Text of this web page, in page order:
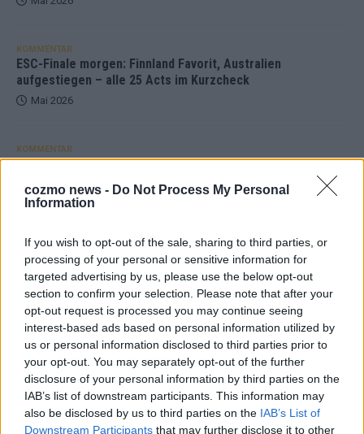
cozmo news - Do Not Process My Personal
Information
If you wish to opt-out of the sale, sharing to third parties, or
processing of your personal or sensitive information for
targeted advertising by us, please use the below opt-out
section to confirm your selection. Please note that after your
opt-out request is processed you may continue seeing
interest-based ads based on personal information utilized by
us or personal information disclosed to third parties prior to
your opt-out. You may separately opt-out of the further
disclosure of your personal information by third parties on the
IAB’s list of downstream participants. This information may
also be disclosed by us to third parties on the IAB’s List of
Downstream Participants that may further disclose it to other
KOMMENTAR
ESC-Finale morgen: Finnland Favorit, Australien
aufgestiegen – alle 25 Acts im Kurzcheck
Mai 2026
KOMMENTAR
JJ hat den Abend gerettet – der Rest des ESC-Halbfinales
Mai 2026
EXTRA
ESC-Halbfinale 2: Das sagen die Wettquoten – vier sicher,
sechs zittern, einer chancenlos!
Mai 2026
KOMMENTAR
Wer zahlt, steht im Finale – ist das beim ESC wirklich fair?
Mai 2026